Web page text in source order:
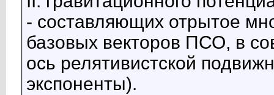
- составляющих отрытое
базовых векторов ПСО, в
ось релятивистской
экспоненты).